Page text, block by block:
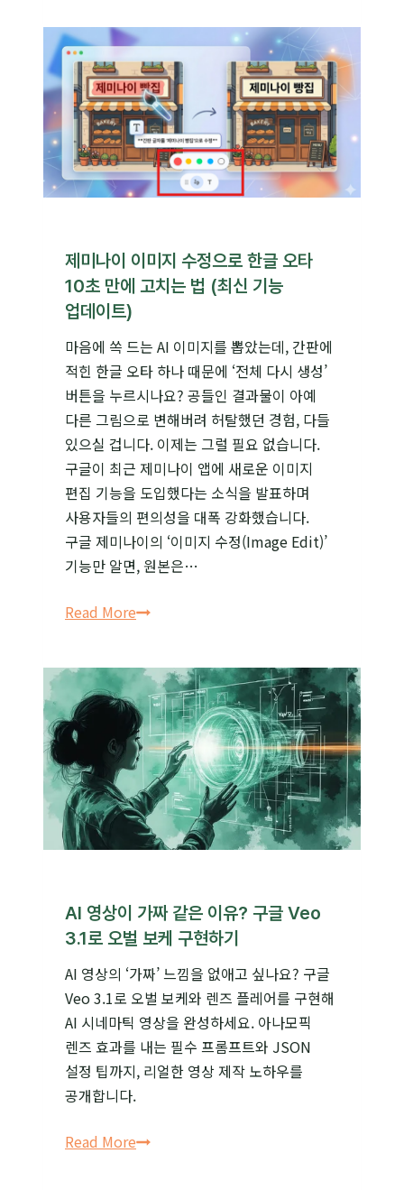
높이는
프롬프트
구조화
가이드
(예시
포함)
제미나이 이미지 수정으로 한글 오타
10초 만에 고치는 법 (최신 기능
업데이트)
마음에 쏙 드는 AI 이미지를 뽑았는데, 간판에
적힌 한글 오타 하나 때문에 ‘전체 다시 생성’
버튼을 누르시나요? 공들인 결과물이 아예
다른 그림으로 변해버려 허탈했던 경험, 다들
있으실 겁니다. 이제는 그럴 필요 없습니다.
구글이 최근 제미나이 앱에 새로운 이미지
편집 기능을 도입했다는 소식을 발표하며
사용자들의 편의성을 대폭 강화했습니다.
구글 제미나이의 ‘이미지 수정(Image Edit)’
기능만 알면, 원본은…
Read More제미나이
한글
오타
10초
만에
고치는
법
(최신
기능
AI 영상이 가짜 같은 이유? 구글 Veo
3.1로 오벌 보케 구현하기
AI 영상의 ‘가짜’ 느낌을 없애고 싶나요? 구글
Veo 3.1로 오벌 보케와 렌즈 플레어를 구현해
AI 시네마틱 영상을 완성하세요. 아나모픽
렌즈 효과를 내는 필수 프롬프트와 JSON
설정 팁까지, 리얼한 영상 제작 노하우를
공개합니다.
Read MoreAI